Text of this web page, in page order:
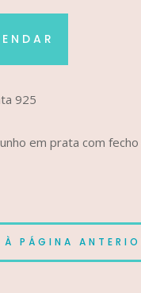
925
em prata com
À PÁGINA